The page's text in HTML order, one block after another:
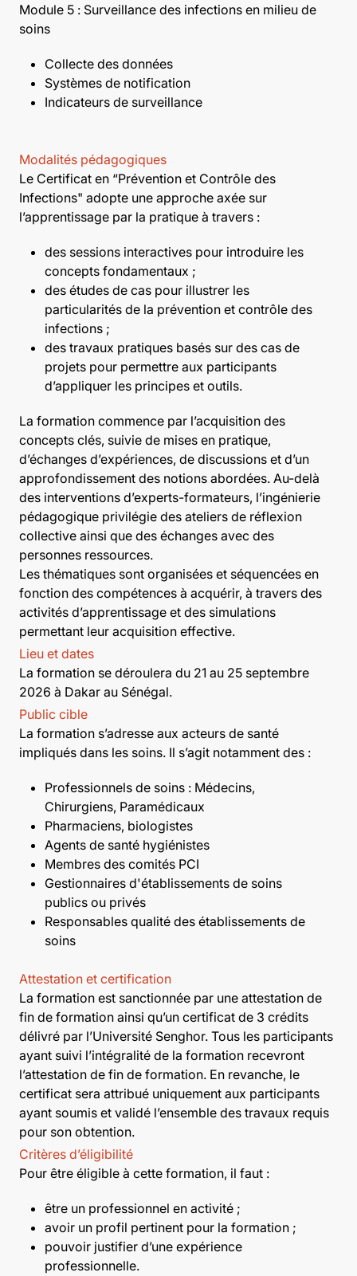
Module 5 : Surveillance des infections en milieu de
soins
Collecte des données
Systèmes de notification
Indicateurs de surveillance
Modalités pédagogiques
Le Certificat en “Prévention et Contrôle des
Infections" adopte une approche axée sur
l’apprentissage par la pratique à travers :
des sessions interactives pour introduire les
concepts fondamentaux ;
des études de cas pour illustrer les
particularités de la prévention et contrôle des
infections ;
des travaux pratiques basés sur des cas de
projets pour permettre aux participants
d’appliquer les principes et outils.
La formation commence par l’acquisition des
concepts clés, suivie de mises en pratique,
d’échanges d’expériences, de discussions et d’un
approfondissement des notions abordées. Au-delà
des interventions d’experts-formateurs, l’ingénierie
pédagogique privilégie des ateliers de réflexion
collective ainsi que des échanges avec des
personnes ressources.
Les thématiques sont organisées et séquencées en
fonction des compétences à acquérir, à travers des
activités d’apprentissage et des simulations
permettant leur acquisition effective.
Lieu et dates
La formation se déroulera du 21 au 25 septembre
2026 à Dakar au Sénégal.
Public cible
La formation s’adresse aux acteurs de santé
impliqués dans les soins. Il s’agit notamment des :
Professionnels de soins : Médecins,
Chirurgiens, Paramédicaux
Pharmaciens, biologistes
Agents de santé hygiénistes
Membres des comités PCI
Gestionnaires d'établissements de soins
publics ou privés
Responsables qualité des établissements de
soins
Attestation et certification
La formation est sanctionnée par une attestation de
fin de formation ainsi qu’un certificat de 3 crédits
délivré par l’Université Senghor. Tous les participants
ayant suivi l’intégralité de la formation recevront
l’attestation de fin de formation. En revanche, le
certificat sera attribué uniquement aux participants
ayant soumis et validé l’ensemble des travaux requis
pour son obtention.
Critères d’éligibilité
Pour être éligible à cette formation, il faut :
être un professionnel en activité ;
avoir un profil pertinent pour la formation ;
pouvoir justifier d’une expérience
professionnelle.